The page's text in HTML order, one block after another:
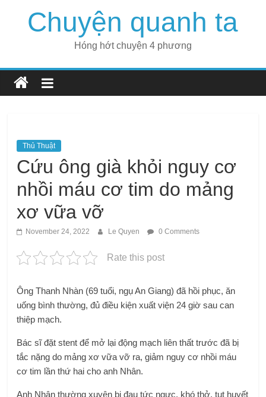
Chuyện quanh ta
Hóng hớt chuyện 4 phương
Thủ Thuật
Cứu ông già khỏi nguy cơ
nhồi máu cơ tim do mảng
xơ vữa vỡ
November 24, 2022 Le Quyen 0 Comments
Rate this post
Ông Thanh Nhàn (69 tuổi, ngụ An Giang) đã hồi phục, ăn
uống bình thường, đủ điều kiện xuất viện 24 giờ sau can
thiệp mạch.
Bác sĩ đặt stent để mở lại động mạch liên thất trước đã bị
tắc nặng do mảng xơ vữa vỡ ra, giảm nguy cơ nhồi máu
cơ tim lần thứ hai cho anh Nhân.
Anh Nhân thường xuyên bị đau tức ngực, khó thở, tụt huyết